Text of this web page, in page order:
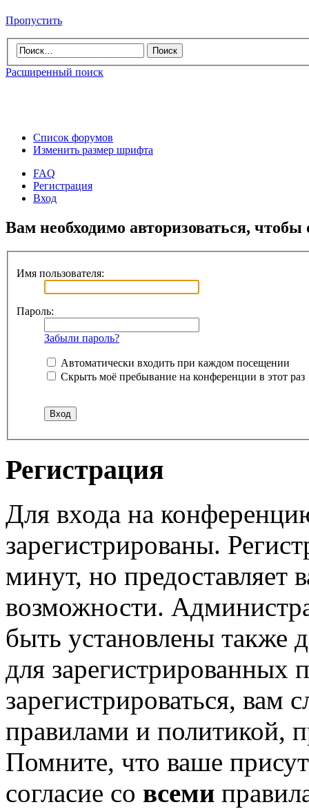
Пропустить
Расширенный поиск
Список форумов
Изменить размер шрифта
FAQ
Регистрация
Вход
Вам необходимо авторизоваться,
Имя пользователя:
Пароль:
Забыли пароль?
Автоматически входить при каждом посещении
Скрыть моё пребывание на конференции в этот раз
Регистрация
Для входа на
зарегистрированы.
минут, но предоставляет
возможности.
быть установлены также
для зарегистрированных
зарегистрироваться, вам
правилами и политикой,
Помните, что ваше
согласие со всеми